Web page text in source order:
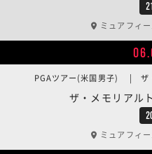
ミュアフィ
ザ・メモリアル
PGAツアー(米国男子) | ザ
ミュアフィ